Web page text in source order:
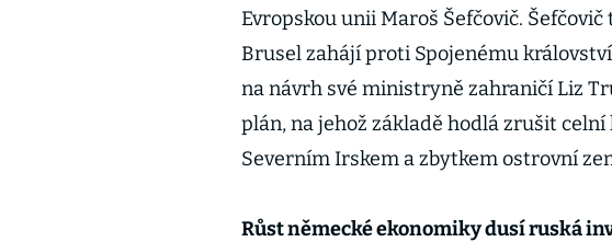
Evropskou unii Maroš Šefčovič.
Brusel zahájí proti Spojenému
na návrh své ministryně zahraničí Liz
plán, na jehož základě hodlá zrušit
Severním Irskem a zbytkem ostrovní
Růst německé ekonomiky dusí ruská